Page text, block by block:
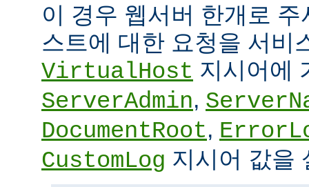
이 경우 웹서버 한개로
스트에 대한 요청을 서비
VirtualHost 지시어에
ServerAdmin,
DocumentRoot,
CustomLog 지시어 값을